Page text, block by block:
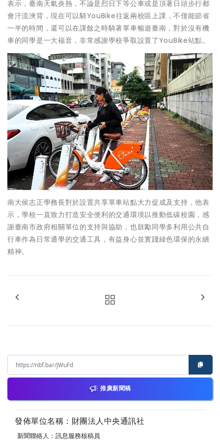
表示，臺南天氣炎熱，不論是烈日下等公車或是頂著日頭步行都
會汗流浹背，現在可以騎YouBike往返兩校區上課，不僅能節省
一半的時間，還可以在課餘之時騎著單車暢遊臺南，對於沒有機
車的同學是一大福音，非常感謝學校爭取設置了YouBike站點。
南大侯志正學務長對於設置共享單車站點大力促成及支持，他表
示，學校一直致力打造安全便利的交通環境以推動低碳校園，感
謝臺南市政府相關單位的支持與協助，也鼓勵同學多利用公共自
行車作為日常通學的交通工具，有益身心並實踐綠色環保的永續
精神。
推廣新聞稿
發佈單位名稱：財團法人中央通訊社
新聞聯絡人：訊息服務核稿員